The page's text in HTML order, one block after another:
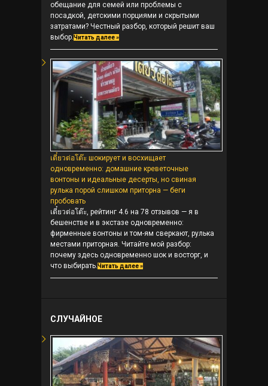
обещание для семей или проблемы с
посадкой, детскими порциями и скрытыми
затратами? Честный разбор, который решит ваш
выбор.Читать далее »
เตี๋ยวต่อโต๊ะ шокирует и восхищает
одновременно: домашние креветочные
вонтоны и идеальные десерты, но свиная
рулька порой слишком приторна — беги
пробовать
เตี๋ยวต่อโต๊ะ, рейтинг 4.6 на 78 отзывов — я в
бешенстве и в экстазе одновременно:
фирменные вонтоны и том-ям сверкают, рулька
местами приторная. Читайте мой разбор:
почему здесь одновременно шок и восторг, и
что выбирать.Читать далее »
СЛУЧАЙНОЕ